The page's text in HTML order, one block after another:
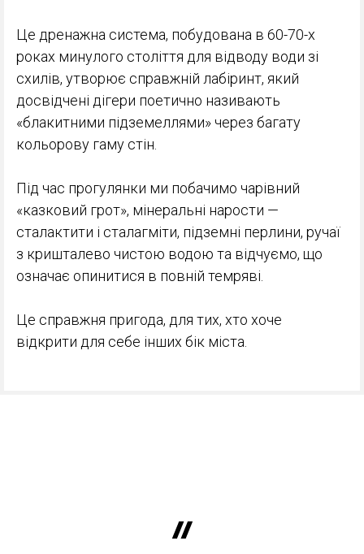
Це дренажна система, побудована в 60-70-х
роках минулого століття для відводу води зі
схилів, утворює справжній лабіринт, який
досвідчені дігери поетично називають
«блакитними підземеллями» через багату
кольорову гаму стін.
Під час прогулянки ми побачимо чарівний
«казковий грот», мінеральні нарости —
сталактити і сталагміти, підземні перлини, ручаї
з кришталево чистою водою та відчуємо, що
означає опинитися в повній темряві.
Це справжня пригода, для тих, хто хоче
відкрити для себе інших бік міста.